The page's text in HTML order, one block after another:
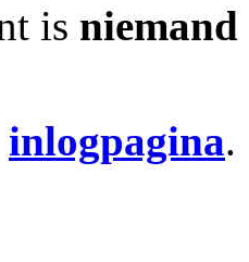
is niemand
inlogpagina.